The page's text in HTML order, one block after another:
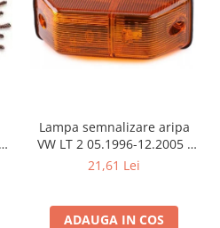
Lampa semnalizare aripa
VW LT 2 05.1996-12.2005 ;
Mercedes Sprinter 1995-
Neoplan Euroliner,
21,61 Lei
ADAUGA IN COS